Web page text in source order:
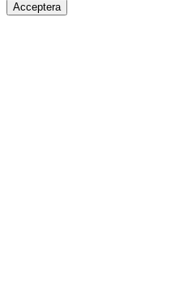
Acceptera